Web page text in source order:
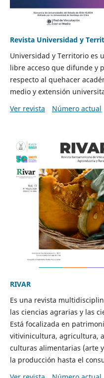
Revista Universidad y
Universidad y Territorio es
libre acceso que difunde y
respecto al quehacer
medio y extensión
Ver revista
Número actual
RIVAR
Es una revista
las ciencias agrarias y las
Está focalizada en
vitivinicultura, agricultura,
culturas alimentarias (arte
la producción hasta el